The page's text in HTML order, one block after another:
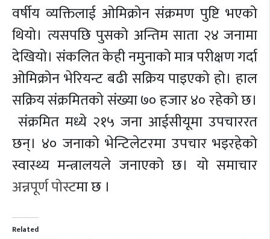
वर्षीय व्यक्तिलाई ओमिक्रोन संक्रमण पुष्टि भएको
थियो। त्यसपछि पुसको अन्तिम साता २४ जनामा
देखियो। संकलित केही नमुनाको मात्र परीक्षण गर्दा
ओमिक्रोन भेरियन्ट बढी सक्रिय पाइएको हो। हाल
सक्रिय संक्रमितको संख्या ७० हजार ४० रहेको छ।
संक्रमित मध्ये २१५ जना आईसीयूमा उपचाररत
छन्। ४० जनाको भेन्टिलेटरमा उपचार भइरहेको
स्वास्थ्य मन्त्रालयले जनाएको छ। यो समाचार
अन्नपूर्ण पोस्टमा छ ।
Related